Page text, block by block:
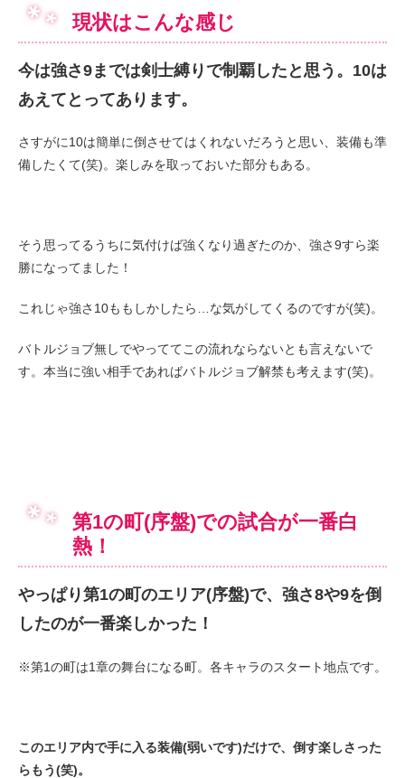
現状はこんな感じ
今は強さ9までは剣士縛りで制覇したと思う。10は
あえてとってあります。
さすがに10は簡単に倒させてはくれないだろうと思い、装備も準
備したくて(笑)。楽しみを取っておいた部分もある。
そう思ってるうちに気付けば強くなり過ぎたのか、強さ9すら楽
勝になってました！
これじゃ強さ10ももしかしたら…な気がしてくるのですが(笑)。
バトルジョブ無しでやっててこの流れならないとも言えないで
す。本当に強い相手であればバトルジョブ解禁も考えます(笑)。
第1の町(序盤)での試合が一番白
熱！
やっぱり第1の町のエリア(序盤)で、強さ8や9を倒
したのが一番楽しかった！
※第1の町は1章の舞台になる町。各キャラのスタート地点です。
このエリア内で手に入る装備(弱いです)だけで、倒す楽しさった
らもう(笑)。